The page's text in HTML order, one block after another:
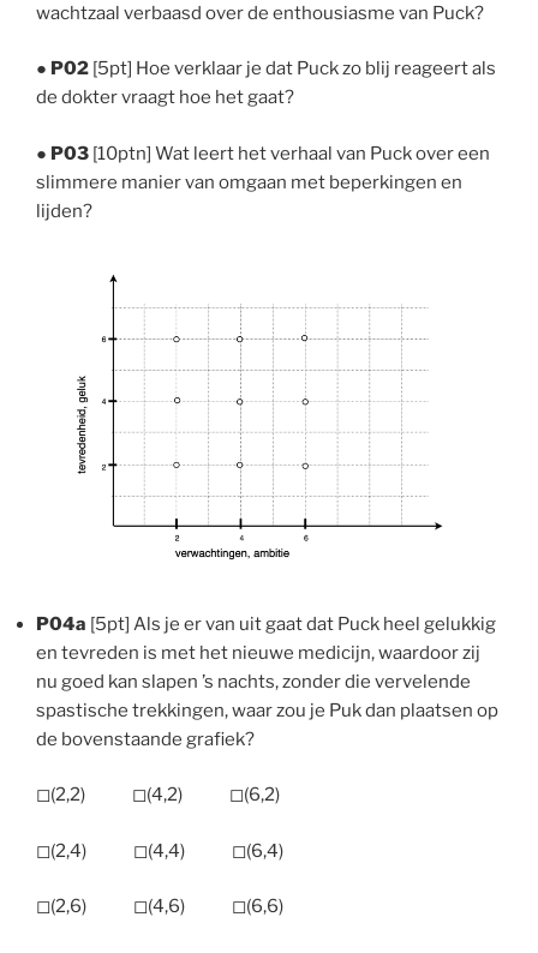
wachtzaal verbaasd over de enthousiasme van Puck?
● P02 [5pt] Hoe verklaar je dat Puck zo blij reageert als
de dokter vraagt hoe het gaat?
● P03 [10ptn] Wat leert het verhaal van Puck over een
slimmere manier van omgaan met beperkingen en
lijden?
P04a [5pt] Als je er van uit gaat dat Puck heel gelukkig
en tevreden is met het nieuwe medicijn, waardoor zij
nu goed kan slapen ’s nachts, zonder die vervelende
spastische trekkingen, waar zou je Puk dan plaatsen op
de bovenstaande grafiek?
◻︎(2,2) ◻︎(4,2) ◻︎(6,2)
◻︎(2,4) ◻︎(4,4) ◻︎(6,4)
◻︎(2,6) ◻︎(4,6) ◻︎(6,6)